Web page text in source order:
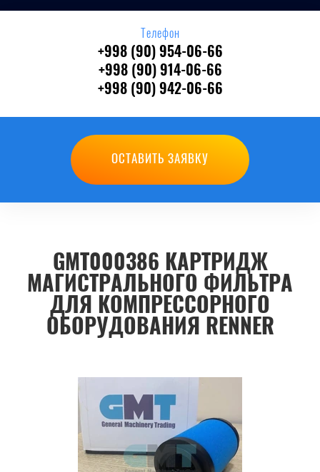
Телефон
+998 (90) 954-06-66
+998 (90) 914-06-66
+998 (90) 942-06-66
ОСТАВИТЬ ЗАЯВКУ
GMT000386 КАРТРИДЖ
МАГИСТРАЛЬНОГО ФИЛЬТРА
ДЛЯ КОМПРЕССОРНОГО
ОБОРУДОВАНИЯ RENNER